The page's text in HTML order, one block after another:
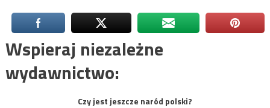
Wspieraj niezależne
wydawnictwo:
Czy jest jeszcze naród polski?